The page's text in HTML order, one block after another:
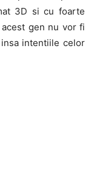
3D si cu foarte
gen nu vor fi
intentiile celor